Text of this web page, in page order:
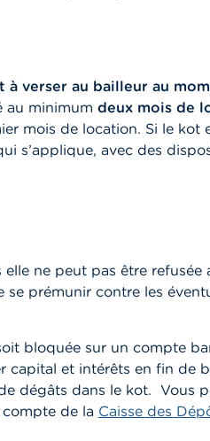
à verser au bailleur au
au minimum deux mois de
mois de location. Si le kot
s’applique, avec des
ne peut pas être refusée
prémunir contre les
bloquée sur un compte
capital et intérêts en fin de
dégâts dans le kot. Vous
de la Caisse des